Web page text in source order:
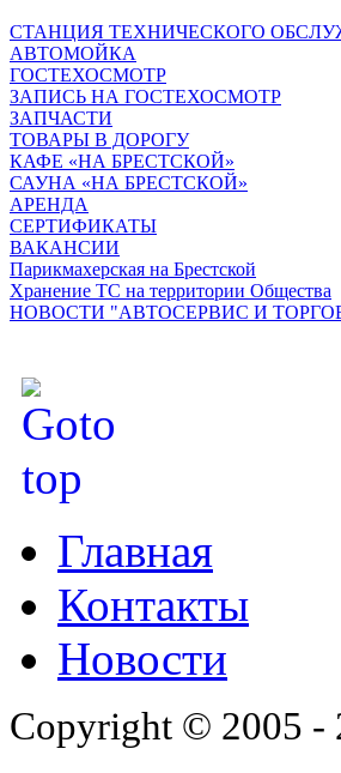
СТАНЦИЯ ТЕХНИЧЕСКОГО
АВТОМОЙКА
ГОСТЕХОСМОТР
ЗАПИСЬ НА ГОСТЕХОСМОТР
ЗАПЧАСТИ
ТОВАРЫ В ДОРОГУ
КАФЕ «НА БРЕСТСКОЙ»
САУНА «НА БРЕСТСКОЙ»
АРЕНДА
СЕРТИФИКАТЫ
ВАКАНСИИ
Парикмахерская на Брестской
Хранение ТС на территории Общества
НОВОСТИ "АВТОСЕРВИС И
Главная
Контакты
Новости
Copyright © 2005 -